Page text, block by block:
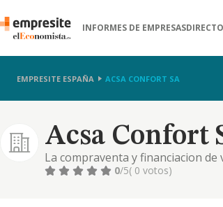
INFORMES DE EMPRESAS
EMPRESITE ESPAÑA ACSA CONFORT SA
Acsa Confort
La compraventa y financiacion
arrendamiento financiero en
0/5( 0 votos)